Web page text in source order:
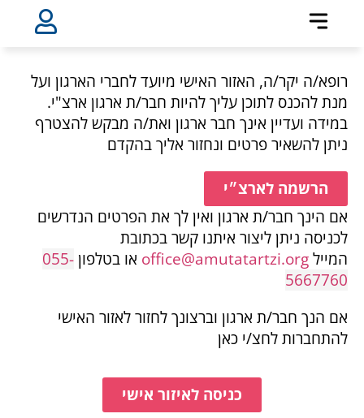
רופא/ה יקר/ה, האזור האישי מיועד לחברי הארגון ועל
מנת להכנס לתוכן עליך להיות חבר/ת ארגון ארצ"י.
במידה ועדיין אינך חבר ארגון ואת/ה מבקש להצטרף
ניתן להשאיר פרטים ונחזור אליך בהקדם
הרשמה לארצ״י
אם הינך חבר/ת ארגון ואין לך את הפרטים הנדרשים
לכניסה ניתן ליצור איתנו קשר בכתובת
המיילoffice@amutatartzi.org או בטלפון 055-
5667760
אם הנך חבר/ת ארגון וברצונך לחזור לאזור האישי
להתחברות לחצ/י כאן
כניסה לאיזור אישי